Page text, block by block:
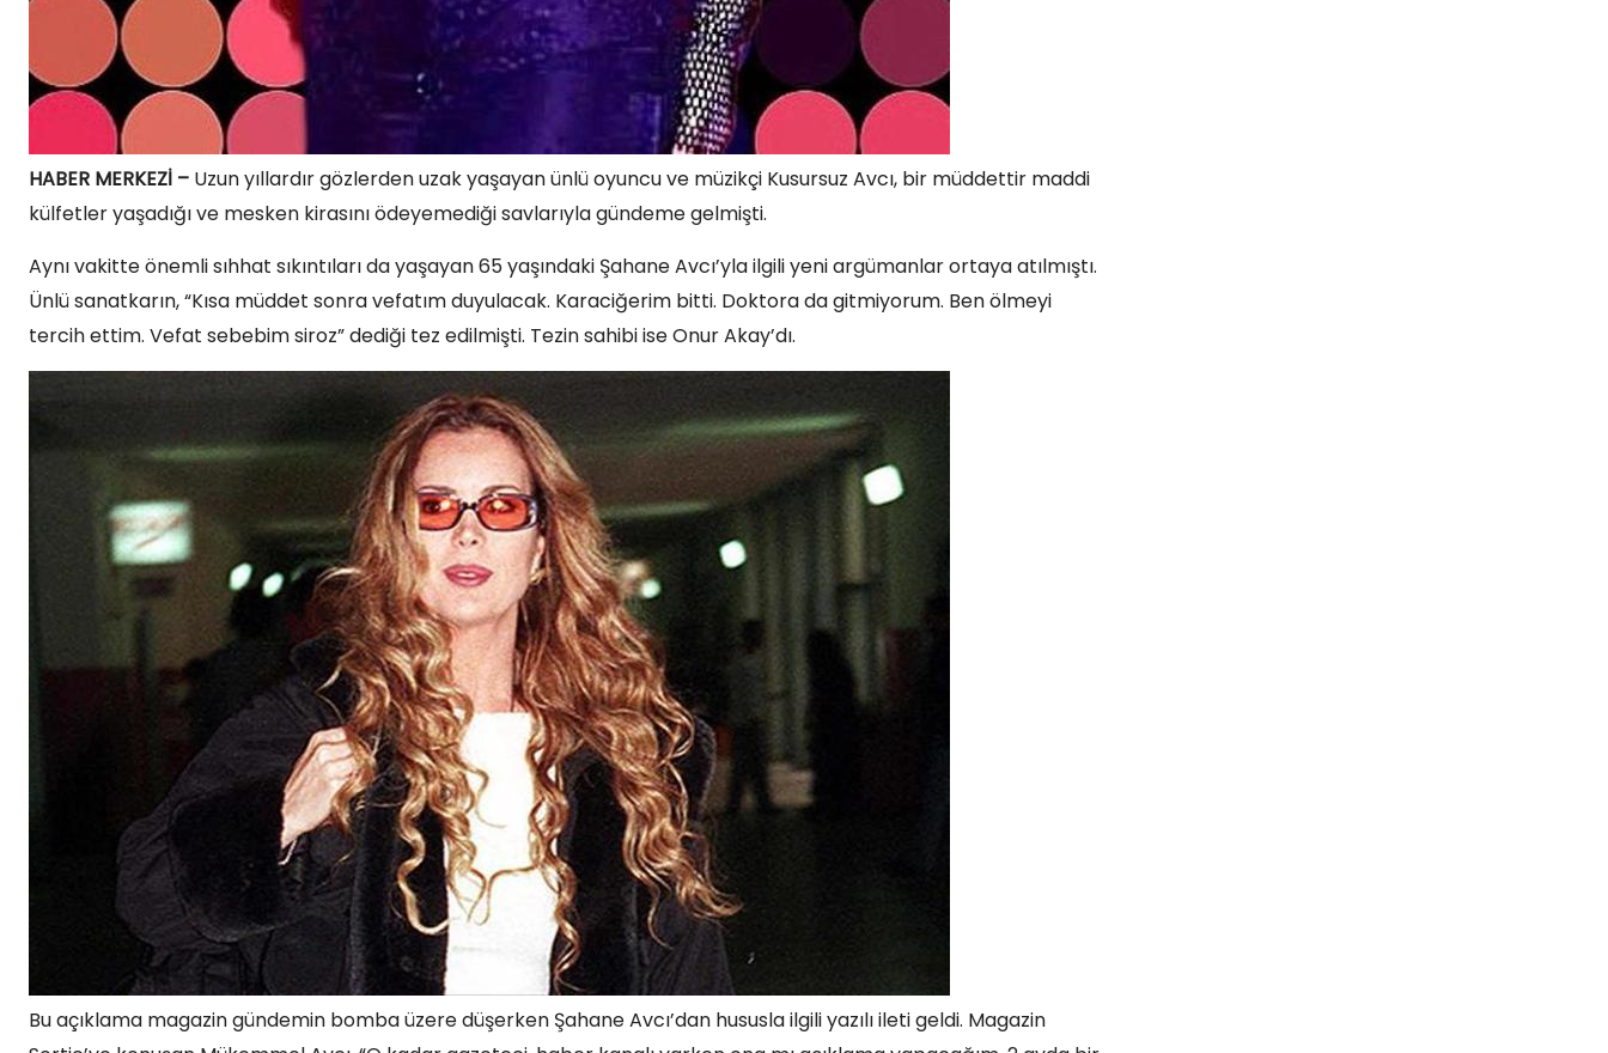
HABER MERKEZİ – Uzun yıllardır gözlerden uzak yaşayan ünlü oyuncu ve müzikçi Kusursuz Avcı, bir müddettir maddi
külfetler yaşadığı ve mesken kirasını ödeyemediği savlarıyla gündeme gelmişti.
Aynı vakitte önemli sıhhat sıkıntıları da yaşayan 65 yaşındaki Şahane Avcı’yla ilgili yeni argümanlar ortaya atılmıştı.
Ünlü sanatkarın, “Kısa müddet sonra vefatım duyulacak. Karaciğerim bitti. Doktora da gitmiyorum. Ben ölmeyi
tercih ettim. Vefat sebebim siroz” dediği tez edilmişti. Tezin sahibi ise Onur Akay’dı.
Bu açıklama magazin gündemin bomba üzere düşerken Şahane Avcı’dan hususla ilgili yazılı ileti geldi. Magazin